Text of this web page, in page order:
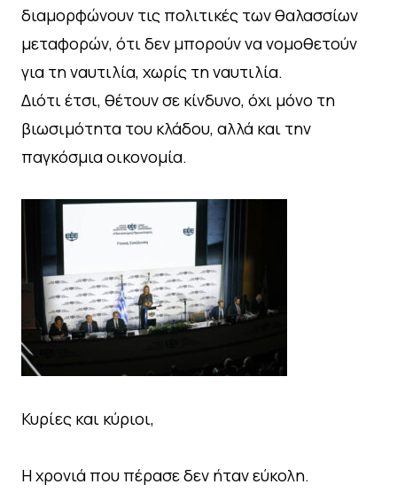
διαμορφώνουν τις πολιτικές των θαλασσίων
μεταφορών, ότι δεν μπορούν να νομοθετούν
για τη ναυτιλία, χωρίς τη ναυτιλία.
Διότι έτσι, θέτουν σε κίνδυνο, όχι μόνο τη
βιωσιμότητα του κλάδου, αλλά και την
παγκόσμια οικονομία.
Κυρίες και κύριοι,
Η χρονιά που πέρασε δεν ήταν εύκολη.